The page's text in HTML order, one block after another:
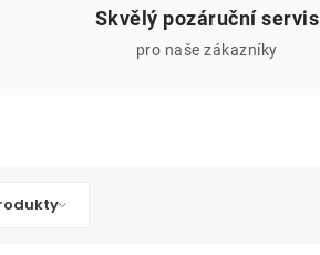
Skvělý pozáruční servis
pro naše zákazníky